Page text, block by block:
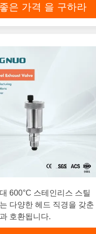
은 가격 을 구하라
600°C 스테인리스 스틸
다양한 헤드 직경을 갖춘
호환됩니다.